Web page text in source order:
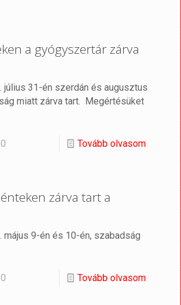
a gyógyszertár zárva
július 31-én szerdán és augusztus
miatt zárva tart. Megértésüket
0 Tovább olvasom
zárva tart a
május 9-én és 10-én, szabadság
0 Tovább olvasom